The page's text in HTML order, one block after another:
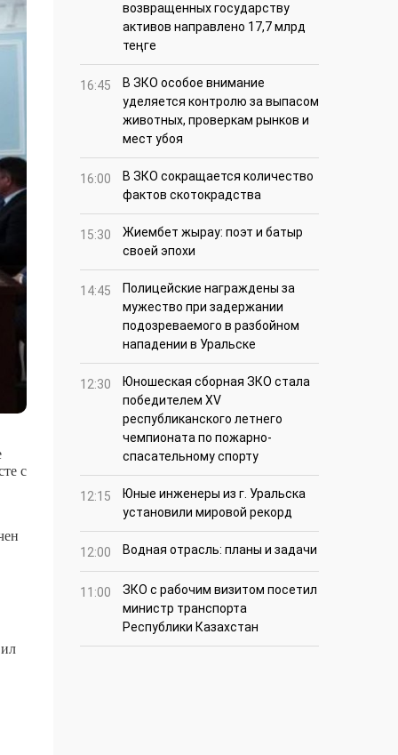
с
возвращенных государству
активов направлено 17,7 млрд
теңге
16:45
В ЗКО особое внимание
уделяется контролю за выпасом
животных, проверкам рынков и
мест убоя
16:00
В ЗКО сокращается количество
фактов скотокрадства
15:30
Жиембет жырау: поэт и батыр
своей эпохи
14:45
Полицейские награждены за
мужество при задержании
подозреваемого в разбойном
нападении в Уральске
12:30
Юношеская сборная ЗКО стала
победителем XV
республиканского летнего
чемпионата по пожарно-
спасательному спорту
12:15
Юные инженеры из г. Уральска
установили мировой рекорд
12:00 Водная отрасль: планы и задачи
11:00
ЗКО с рабочим визитом посетил
министр транспорта
Республики Казахстан